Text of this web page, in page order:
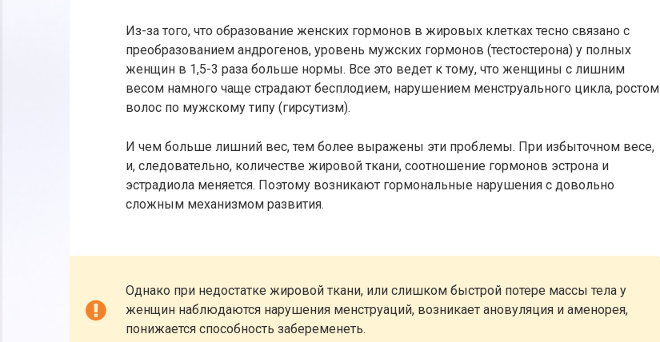
Из-за того, что образование женских гормонов в жировых клетках тесно связано с
преобразованием андрогенов, уровень мужских гормонов (тестостерона) у полных
женщин в 1,5-3 раза больше нормы. Все это ведет к тому, что женщины с лишним
весом намного чаще страдают бесплодием, нарушением менструального цикла, ростом
волос по мужскому типу (гирсутизм).
И чем больше лишний вес, тем более выражены эти проблемы. При избыточном весе,
и, следовательно, количестве жировой ткани, соотношение гормонов эстрона и
эстрадиола меняется. Поэтому возникают гормональные нарушения с довольно
сложным механизмом развития.
Однако при недостатке жировой ткани, или слишком быстрой потере массы тела у
женщин наблюдаются нарушения менструаций, возникает ановуляция и аменорея,
понижается способность забеременеть.